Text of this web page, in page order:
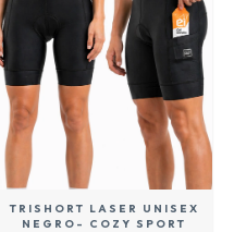
TRISHORT LASER UNISEX
NEGRO- COZY SPORT